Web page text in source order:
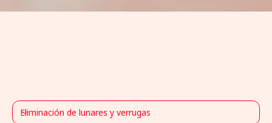
Eliminación de lunares y verrugas